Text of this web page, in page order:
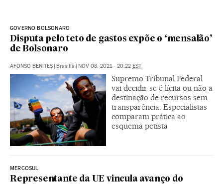
GOVERNO BOLSONARO
Disputa pelo teto de gastos expõe o ‘mensalão’
de Bolsonaro
AFONSO BENITES | Brasília | NOV 08, 2021 - 20:22 EST
Supremo Tribunal Federal
vai decidir se é lícita ou não a
destinação de recursos sem
transparência. Especialistas
comparam prática ao
esquema petista
MERCOSUL
Representante da UE vincula avanço do